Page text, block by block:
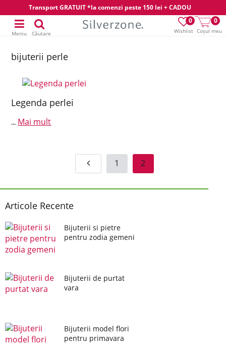
Transport GRATUIT *la comenzi peste 150 lei + CADOU
Wishlist
0
Coșul meu
0
Meniu Căutare
bijuterii perle
Legenda perlei
... Mai mult
1 2
Articole Recente
Bijuterii si pietre
pentru zodia gemeni
Bijuterii de purtat
vara
Bijuterii model flori
pentru primavara